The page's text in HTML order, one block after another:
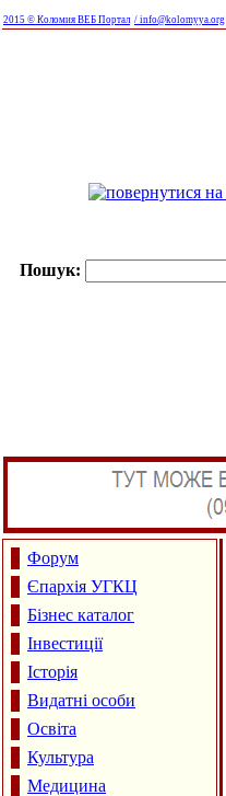
2015 © Коломия ВЕБ Портал / info@kolomyya.org
Пошук:
Форум
Єпархія УГКЦ
Бізнес каталог
Інвестиції
Історія
Видатні особи
Освіта
Культура
Медицина